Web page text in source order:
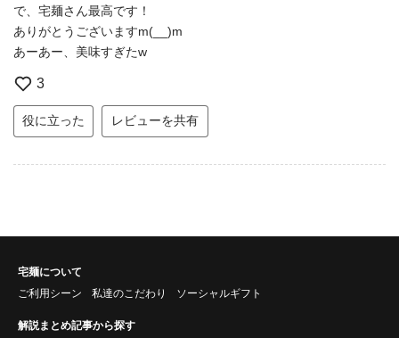
で、宅麺さん最高です！
ありがとうございますm(__)m
あーあー、美味すぎたw
3
役に立った レビューを共有
宅麺について
ご利用シーン
私達のこだわり ソーシャルギフト
解説まとめ記事から探す